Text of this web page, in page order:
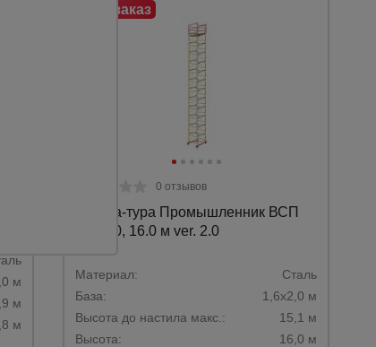
м
м
м
0 отзывов
Вышка-тура Промышленник ВСП
1.6х2.0, 16.0 м ver. 2.0
Материал:
Сталь
База:
1,6х2,0 м
Высота до настила макс.:
15,1 м
Высота:
16,0 м